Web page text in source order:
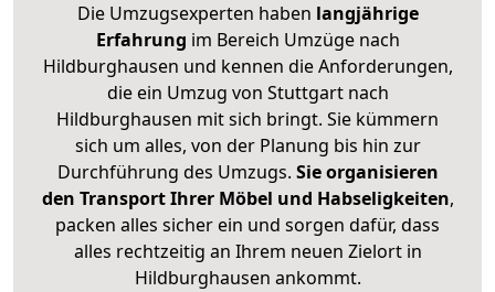
Die Umzugsexperten haben langjährige
Erfahrung im Bereich Umzüge nach
Hildburghausen und kennen die Anforderungen,
die ein Umzug von Stuttgart nach
Hildburghausen mit sich bringt. Sie kümmern
sich um alles, von der Planung bis hin zur
Durchführung des Umzugs. Sie organisieren
den Transport Ihrer Möbel und Habseligkeiten,
packen alles sicher ein und sorgen dafür, dass
alles rechtzeitig an Ihrem neuen Zielort in
Hildburghausen ankommt.